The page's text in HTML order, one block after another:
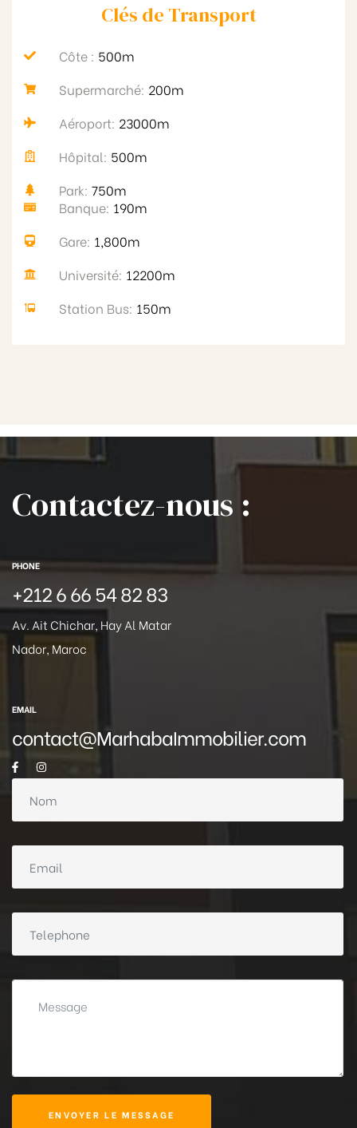
Clés de Transport​
Côte : 500m
Supermarché: 200m
Aéroport: 23000m
Hôpital: 500m
Park: 750m
Banque: 190m
Gare: 1,800m
Université: 12200m
Station Bus: 150m
Contactez-nous :
PHONE
+212 6 66 54 82 83
Av. Ait Chichar, Hay Al Matar
Nador, Maroc
EMAIL
contact@MarhabaImmobilier.com
ENVOYER LE MESSAGE